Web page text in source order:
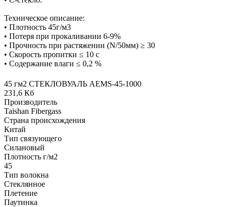
Техническое описание:
• Плотность 45г/м3
• Потеря при прокаливании 6-9%
• Прочность при растяжении (N/50мм) ≥ 30
• Скорость пропитки ≤ 10 с
• Содержание влаги ≤ 0,2 %
45 гм2 СТЕКЛОВУАЛЬ AEMS-45-1000
231,6 Кб
Производитель
Taishan Fibergass
Страна происхождения
Китай
Тип связующего
Силановый
Плотность г/м2
45
Тип волокна
Стеклянное
Плетение
Паутинка